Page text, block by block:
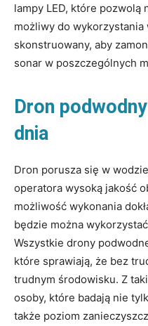
lampy LED, które pozwolą
możliwy do
skonstruowany, aby
sonar w poszczególnych
Dron
dnia
Dron porusza się w
operatora wysoką jakość
możliwość wykonania
będzie można
Wszystkie drony
które sprawiają, że bez
trudnym środowisku. Z
osoby, które badają nie
także poziom